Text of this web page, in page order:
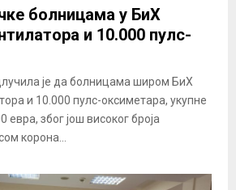
болницама у БиХ
и 10.000 пулс-
је да болницама широм БиХ
и 10.000 пулс-оксиметара, укупне
евра, због још високог броја
корона...